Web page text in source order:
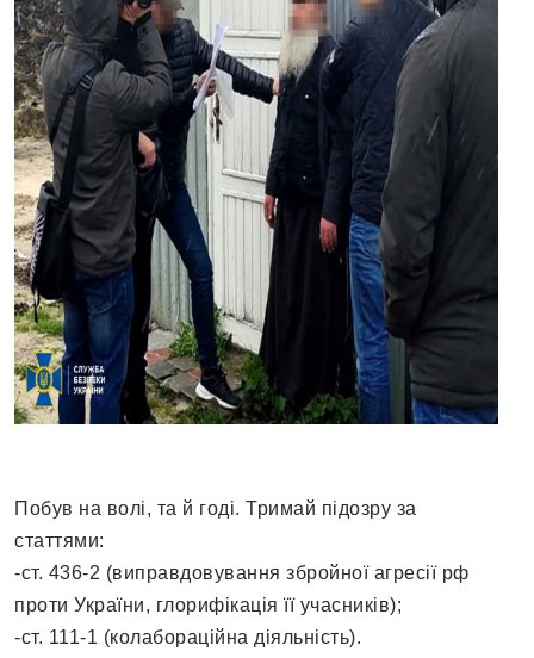
Побув на волі, та й годі. Тримай підозру за
статтями:
-​ст. 436-2 (виправдовування збройної агресії рф
проти України, глорифікація її учасників);
-​ст. 111-1 (колабораційна діяльність).